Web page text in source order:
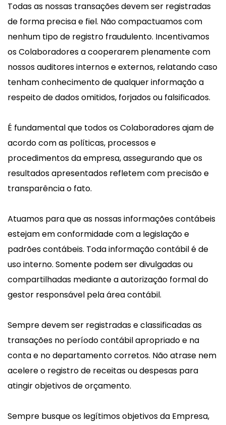
Todas as nossas transações devem ser registradas
de forma precisa e fiel. Não compactuamos com
nenhum tipo de registro fraudulento. Incentivamos
os Colaboradores a cooperarem plenamente com
nossos auditores internos e externos, relatando caso
tenham conhecimento de qualquer informação a
respeito de dados omitidos, forjados ou falsificados.
É fundamental que todos os Colaboradores ajam de
acordo com as políticas, processos e
procedimentos da empresa, assegurando que os
resultados apresentados refletem com precisão e
transparência o fato.
Atuamos para que as nossas informações contábeis
estejam em conformidade com a legislação e
padrões contábeis. Toda informação contábil é de
uso interno. Somente podem ser divulgadas ou
compartilhadas mediante a autorização formal do
gestor responsável pela área contábil.
Sempre devem ser registradas e classificadas as
transações no período contábil apropriado e na
conta e no departamento corretos. Não atrase nem
acelere o registro de receitas ou despesas para
atingir objetivos de orçamento.
Sempre busque os legítimos objetivos da Empresa,